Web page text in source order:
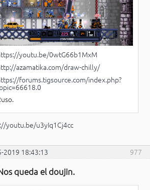
youtu.be/0wtG66b1MxM
azamatika.com/draw-chilly/
forums.tigsource.com/index.php?
youtu.be/u3yIq1Cj4cc
977
2019 18:43:13
queda el doujin.